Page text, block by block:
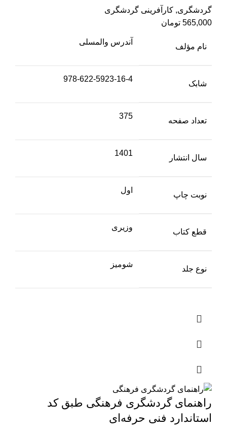
گردشگری, کارآفرینی گردشگری
565,000 تومان
نام مؤلف
آندرس والمسلی
شابک
978-622-5923-16-4
تعداد صفحه
375
سال انتشار
1401
نوبت چاپ
اول
قطع کتاب
وزیری
نوع جلد
شومیز
راهنمای گردشگری فرهنگی طبق کد
استاندارد فنی حرفه‌ای